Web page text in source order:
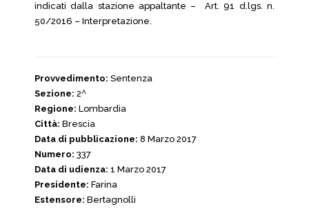
indicati dalla stazione appaltante – Art. 91 d.lgs. n.
50/2016 – Interpretazione.
Provvedimento: Sentenza
Sezione: 2^
Regione: Lombardia
Città: Brescia
Data di pubblicazione: 8 Marzo 2017
Numero: 337
Data di udienza: 1 Marzo 2017
Presidente: Farina
Estensore: Bertagnolli